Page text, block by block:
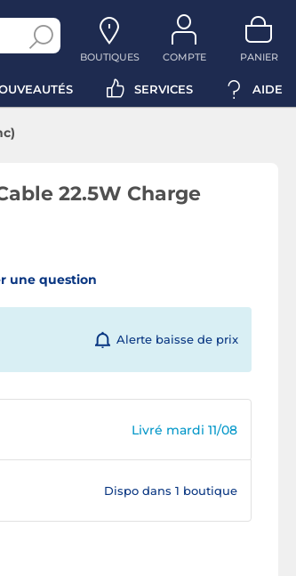
BOUTIQUES COMPTE PANIER
SERVICES AIDE
22.5W Charge
une question
Alerte baisse de prix
Livré mardi 11/08
Dispo dans 1 boutique